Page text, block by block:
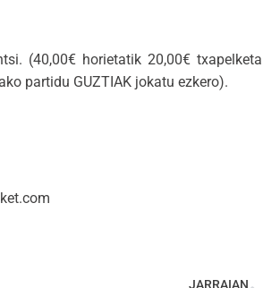
(40,00€ horietatik 20,00€ txapelketa
partidu GUZTIAK jokatu ezkero).
JARRAIAN